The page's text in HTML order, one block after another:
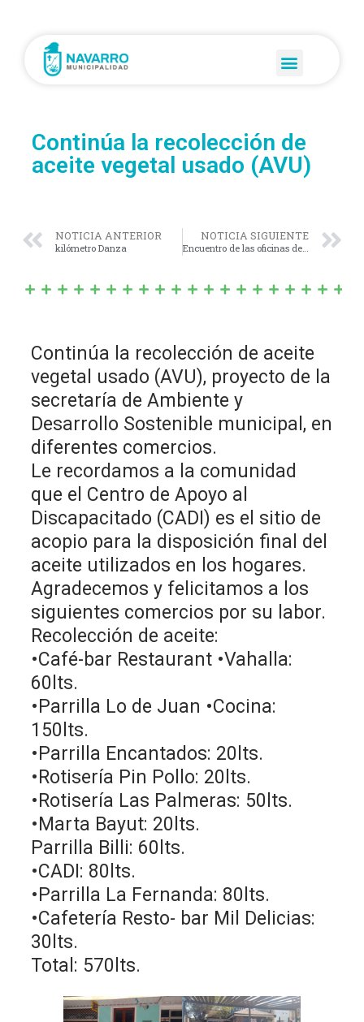
Continúa la recolección de
aceite vegetal usado (AVU)
NOTICIA ANTERIOR
kilómetro Danza
NOTICIA SIGUIENTE
Encuentro de las oficinas de empleo municipales.
Continúa la recolección de aceite
vegetal usado (AVU), proyecto de la
secretaría de Ambiente y
Desarrollo Sostenible municipal, en
diferentes comercios.
Le recordamos a la comunidad
que el Centro de Apoyo al
Discapacitado (CADI) es el sitio de
acopio para la disposición final del
aceite utilizados en los hogares.
Agradecemos y felicitamos a los
siguientes comercios por su labor.
Recolección de aceite:
•Café-bar Restaurant •Vahalla:
60lts.
•Parrilla Lo de Juan •Cocina:
150lts.
•Parrilla Encantados: 20lts.
•Rotisería Pin Pollo: 20lts.
•Rotisería Las Palmeras: 50lts.
•Marta Bayut: 20lts.
Parrilla Billi: 60lts.
•CADI: 80lts.
•Parrilla La Fernanda: 80lts.
•Cafetería Resto- bar Mil Delicias:
30lts.
Total: 570lts.